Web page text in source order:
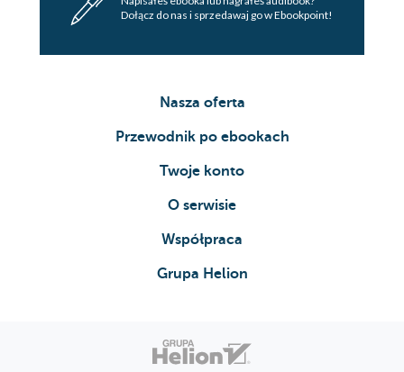
Dołącz do nas i sprzedawaj go w Ebookpoint!
Nasza oferta
Przewodnik po ebookach
Twoje konto
O serwisie
Współpraca
Grupa Helion